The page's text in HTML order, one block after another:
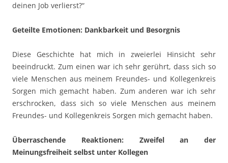
deinen Job verlierst?“
Geteilte Emotionen: Dankbarkeit und Besorgnis
Diese Geschichte hat mich in zweierlei Hinsicht sehr
beeindruckt. Zum einen war ich sehr gerührt, dass sich so
viele Menschen aus meinem Freundes- und Kollegenkreis
Sorgen mich gemacht haben. Zum anderen war ich sehr
erschrocken, dass sich so viele Menschen aus meinem
Freundes- und Kollegenkreis Sorgen mich gemacht haben.
Überraschende Reaktionen: Zweifel an der
Meinungsfreiheit selbst unter Kollegen